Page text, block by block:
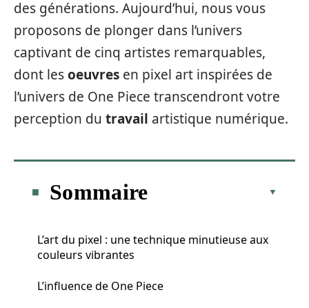
des générations. Aujourd’hui, nous vous
proposons de plonger dans l’univers
captivant de cinq artistes remarquables,
dont lesoeuvres en pixel art inspirées de
l’univers de One Piece transcendront votre
perception du travail artistique numérique.
Sommaire
L’art du pixel : une technique minutieuse aux
couleurs vibrantes
L’influence de One Piece